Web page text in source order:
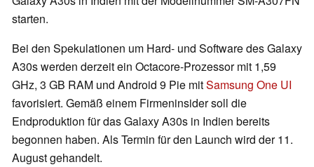
starten.
Bei den Spekulationen um Hard- und Software des Galaxy
A30s werden derzeit ein Octacore-Prozessor mit 1,59
GHz, 3 GB RAM und Android 9 Pie mitSamsung One UI
favorisiert. Gemäß einem Firmeninsider soll die
Endproduktion für das Galaxy A30s in Indien bereits
begonnen haben. Als Termin für den Launch wird der 11.
August gehandelt.